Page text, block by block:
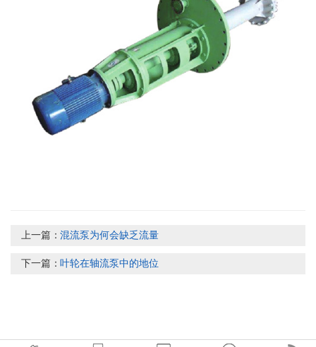
上一篇：混流泵为何会缺乏流量
下一篇： 叶轮在轴流泵中的地位